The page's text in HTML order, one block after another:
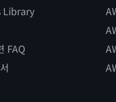
Library
FAQ